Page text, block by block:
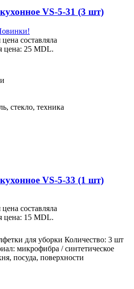
VS-5-31 (3 шт)
составляла
цена: 25 MDL.
стекло, техника
VS-5-33 (1 шт)
составляла
цена: 15 MDL.
для уборки Количество: 3 шт
микрофибра / синтетическое
посуда, поверхности